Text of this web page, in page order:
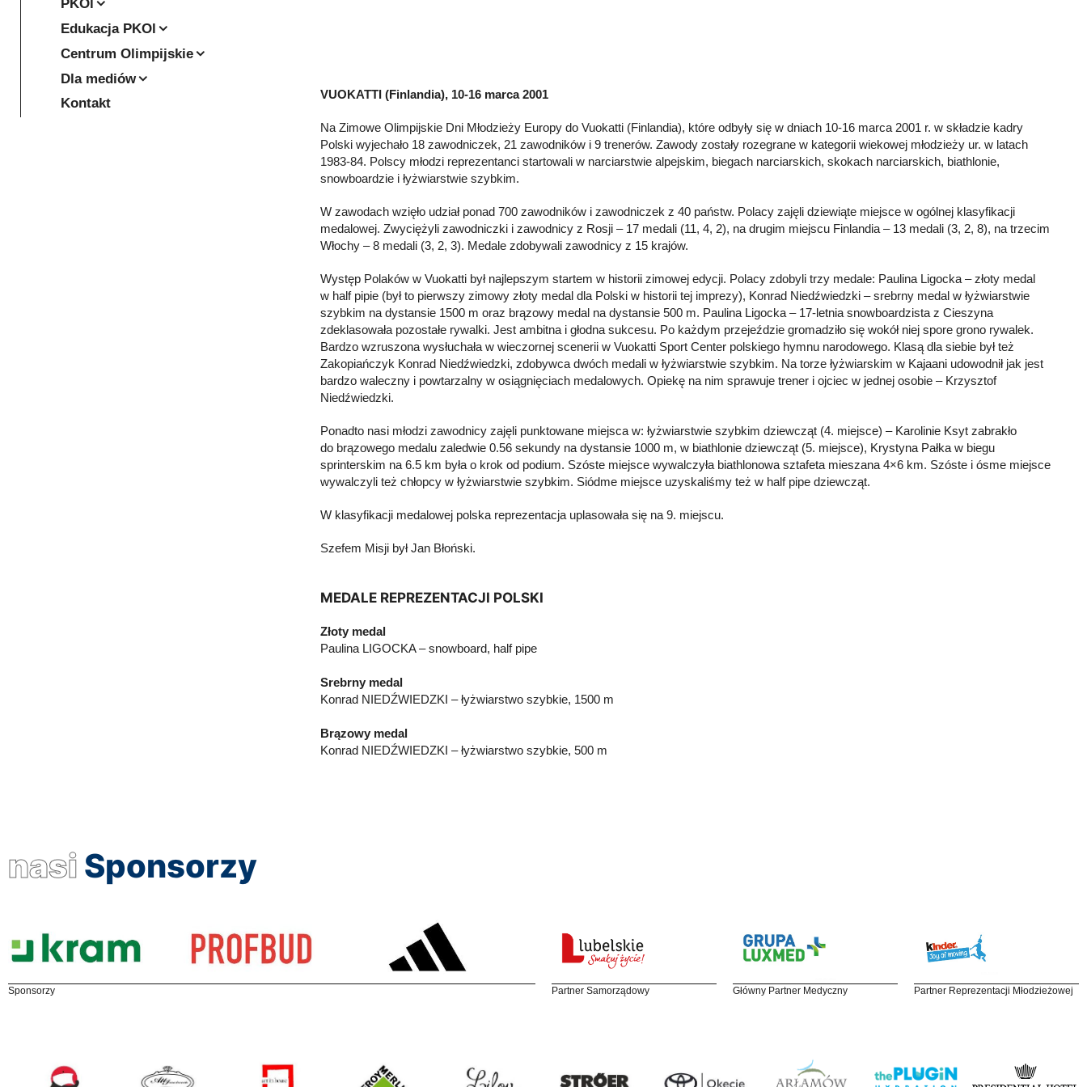
VUOKATTI (Finlandia), 10-16 marca 2001
Na Zimowe Olimpijskie Dni Młodzieży Europy do Vuokatti (Finlandia), które odbyły się w dniach 10-16 marca 2001 r. w składzie kadry
Polski wyjechało 18 zawodniczek, 21 zawodników i 9 trenerów. Zawody zostały rozegrane w kategorii wiekowej młodzieży ur. w latach
1983-84. Polscy młodzi reprezentanci startowali w narciarstwie alpejskim, biegach narciarskich, skokach narciarskich, biathlonie,
snowboardzie i łyżwiarstwie szybkim.
W zawodach wzięło udział ponad 700 zawodników i zawodniczek z 40 państw. Polacy zajęli dziewiąte miejsce w ogólnej klasyfikacji
medalowej. Zwyciężyli zawodniczki i zawodnicy z Rosji – 17 medali (11, 4, 2), na drugim miejscu Finlandia – 13 medali (3, 2, 8), na trzecim
Włochy – 8 medali (3, 2, 3). Medale zdobywali zawodnicy z 15 krajów.
Występ Polaków w Vuokatti był najlepszym startem w historii zimowej edycji. Polacy zdobyli trzy medale: Paulina Ligocka – złoty medal
w half pipie (był to pierwszy zimowy złoty medal dla Polski w historii tej imprezy), Konrad Niedźwiedzki – srebrny medal w łyżwiarstwie
szybkim na dystansie 1500 m oraz brązowy medal na dystansie 500 m. Paulina Ligocka – 17-letnia snowboardzista z Cieszyna
zdeklasowała pozostałe rywalki. Jest ambitna i głodna sukcesu. Po każdym przejeździe gromadziło się wokół niej spore grono rywalek.
Bardzo wzruszona wysłuchała w wieczornej scenerii w Vuokatti Sport Center polskiego hymnu narodowego. Klasą dla siebie był też
Zakopiańczyk Konrad Niedźwiedzki, zdobywca dwóch medali w łyżwiarstwie szybkim. Na torze łyżwiarskim w Kajaani udowodnił jak jest
bardzo waleczny i powtarzalny w osiągnięciach medalowych. Opiekę na nim sprawuje trener i ojciec w jednej osobie – Krzysztof
Niedźwiedzki.
Ponadto nasi młodzi zawodnicy zajęli punktowane miejsca w: łyżwiarstwie szybkim dziewcząt (4. miejsce) – Karolinie Ksyt zabrakło
do brązowego medalu zaledwie 0.56 sekundy na dystansie 1000 m, w biathlonie dziewcząt (5. miejsce), Krystyna Pałka w biegu
sprinterskim na 6.5 km była o krok od podium. Szóste miejsce wywalczyła biathlonowa sztafeta mieszana 4×6 km. Szóste i ósme miejsce
wywalczyli też chłopcy w łyżwiarstwie szybkim. Siódme miejsce uzyskaliśmy też w half pipe dziewcząt.
W klasyfikacji medalowej polska reprezentacja uplasowała się na 9. miejscu.
Szefem Misji był Jan Błoński.
MEDALE REPREZENTACJI POLSKI
Złoty medal
Paulina LIGOCKA – snowboard, half pipe
Srebrny medal
Konrad NIEDŹWIEDZKI – łyżwiarstwo szybkie, 1500 m
Brązowy medal
Konrad NIEDŹWIEDZKI – łyżwiarstwo szybkie, 500 m
PKOl
Edukacja PKOl
Centrum Olimpijskie
Dla mediów
Kontakt
nasi Sponsorzy
Sponsorzy Partner Samorządowy Główny Partner Medyczny Partner Reprezentacji Młodzieżowej